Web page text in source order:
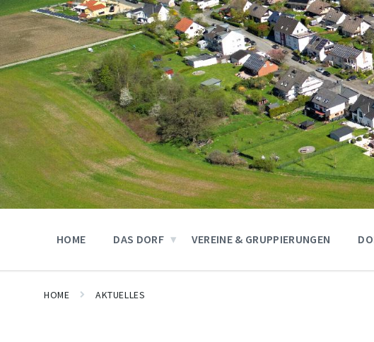
HOME DAS DORF VEREINE & GRUPPIERUNGEN
HOME AKTUELLES